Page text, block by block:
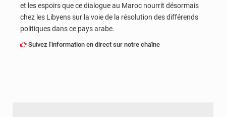
et les espoirs que ce dialogue au Maroc nourrit désormais
chez les Libyens sur la voie de la résolution des différends
politiques dans ce pays arabe.
Suivez l'information en direct sur notre chaîne